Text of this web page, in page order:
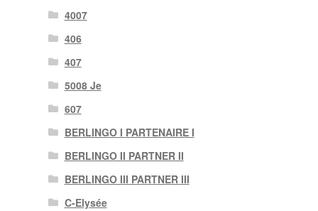
4007
406
407
5008 Je
607
BERLINGO I PARTENAIRE I
BERLINGO II PARTNER II
BERLINGO III PARTNER III
C-Elysée